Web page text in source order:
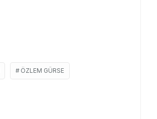
ÖZLEM GÜRSE